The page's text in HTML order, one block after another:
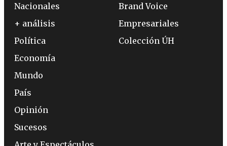
Nacionales
+ análisis
Política
Economía
Mundo
País
Opinión
Sucesos
Brand Voice
Empresariales
Colección ÚH